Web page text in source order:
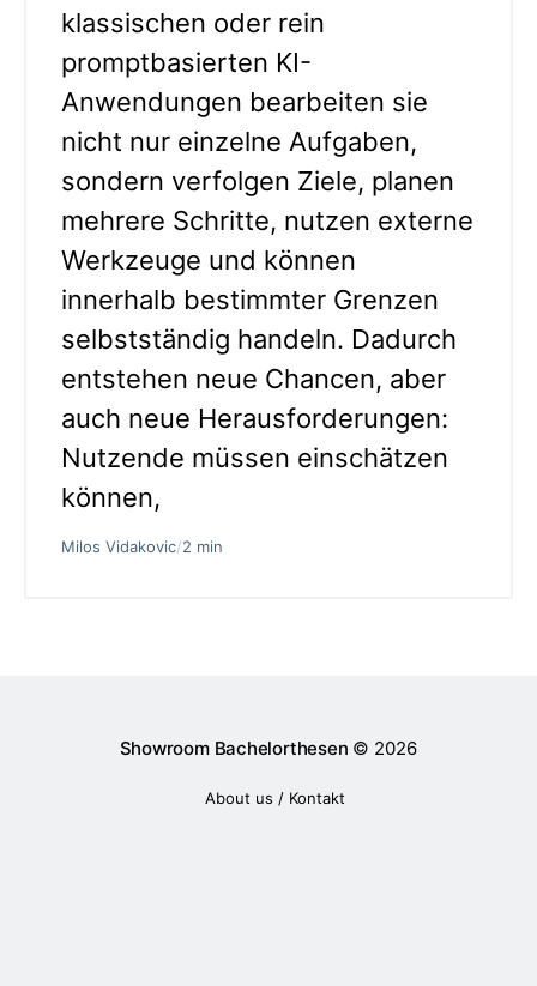
klassischen oder rein
promptbasierten KI-
Anwendungen bearbeiten sie
nicht nur einzelne Aufgaben,
sondern verfolgen Ziele, planen
mehrere Schritte, nutzen externe
Werkzeuge und können
innerhalb bestimmter Grenzen
selbstständig handeln. Dadurch
entstehen neue Chancen, aber
auch neue Herausforderungen:
Nutzende müssen einschätzen
können,
Milos Vidakovic/2 min
Showroom Bachelorthesen © 2026
About us / Kontakt